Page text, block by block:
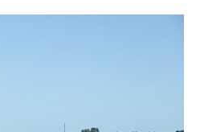
urbane
mit EcoVillage hat
neuen,